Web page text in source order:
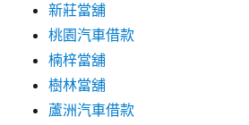
新莊當舖
桃園汽車借款
楠梓當舖
樹林當舖
蘆洲汽車借款